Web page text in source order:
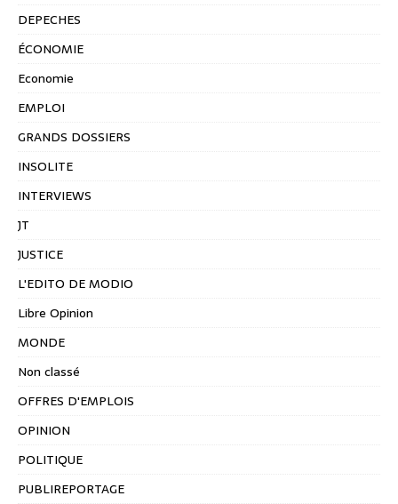
DEPECHES
ÉCONOMIE
Economie
EMPLOI
GRANDS DOSSIERS
INSOLITE
INTERVIEWS
JT
JUSTICE
L'EDITO DE MODIO
Libre Opinion
MONDE
Non classé
OFFRES D'EMPLOIS
OPINION
POLITIQUE
PUBLIREPORTAGE